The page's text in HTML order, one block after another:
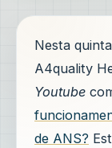
Nesta
A4quality
Youtube
de ANS?